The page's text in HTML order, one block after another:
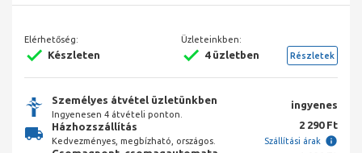
Elérhetőség:
Készleten
Üzleteinkben:
4 üzletben Részletek
Személyes átvétel üzletünkben
Ingyenesen 4 átvételi ponton.
ingyenes
Házhozszállítás
Kedvezményes, megbízható, országos.
2 290 Ft
Szállítási árak